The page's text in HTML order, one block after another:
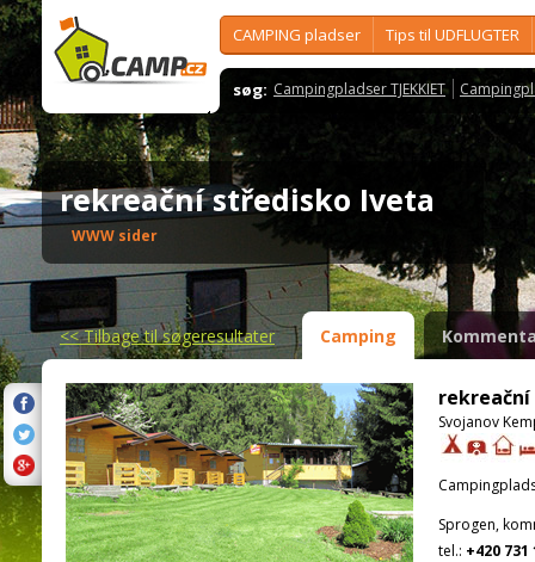
CAMPING pladser Tips til UDFLUGTER
søg: Campingpladser TJEKKIET
rekreační středisko Iveta
WWW sider
<<Tilbage til søgeresultater Camping
Svojanov
Sprogen,
tel.: +420 731